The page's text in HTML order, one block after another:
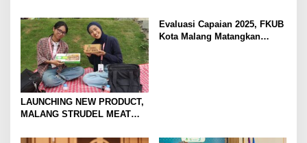
SPPG
LAUNCHING NEW PRODUCT,
MALANG STRUDEL MEAT
Evaluasi Capaian 2025, FKUB
Kota Malang Matangkan